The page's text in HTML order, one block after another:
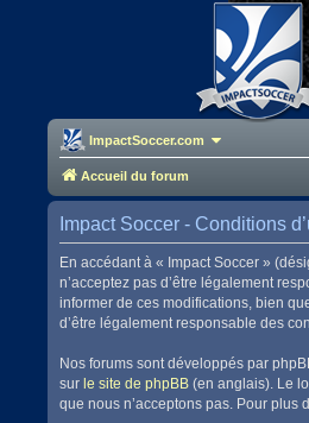
ImpactSoccer.com
Accueil du forum
Impact Soccer - Conditions
En accédant à « Impact Soccer »
n’acceptez pas d’être légalement
informer de ces modifications, bien
d’être légalement responsable des
Nos forums sont développés par
sur le site de phpBB (en anglais). Le
que nous n’acceptons pas. Pour plus